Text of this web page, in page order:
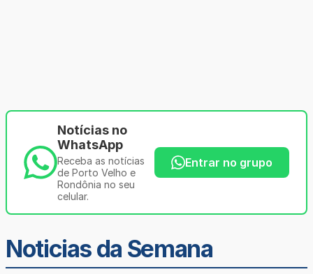
Notícias no
WhatsApp
Receba as notícias
de Porto Velho e
Rondônia no seu
celular.
Entrar no grupo
Noticias da Semana